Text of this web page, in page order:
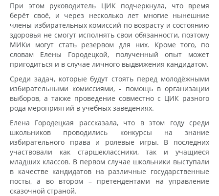
При этом руководитель ЦИК подчеркнула, что время
берёт своё, и через несколько лет многие нынешние
члены избирательных комиссий по возрасту и состоянию
здоровья не смогут исполнять свои обязанности, поэтому
МИКи могут стать резервом для них. Кроме того, по
словам Елены Городецкой, полученный опыт может
пригодиться и в случае личного выдвижения кандидатом.
Среди задач, которые будут стоять перед молодёжными
избирательными комиссиями, - помощь в организации
выборов, а также проведение совместно с ЦИК разного
рода мероприятий в учебных заведениях.
Елена Городецкая рассказала, что в этом году среди
школьников проводились конкурсы на знание
избирательного права и ролевые игры. В последних
участвовали как старшеклассники, так и учащиеся
младших классов. В первом случае школьники выступали
в качестве кандидатов на различные государственные
посты, а во втором – претендентами на управление
сказочной страной.